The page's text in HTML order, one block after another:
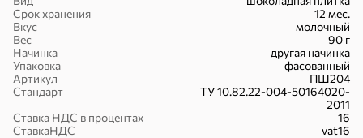
Срок хранения
12 мес.
Вкус
молочный
Вес
90 г
Начинка
другая начинка
Упаковка
фасованный
Артикул
ПШ204
Стандарт
ТУ 10.82.22-004-50164020-
2011
Ставка НДС в процентах
16
СтавкаНДС
vat16
Бисквиты,
рулеты, кексы